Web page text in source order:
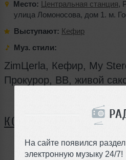
На сайте появился раздел
электронную музыку 24/7!
Место: Центральная станция,
улица Ломоносова, дом 1. м.
Выступают: Кефир
Муз. стили:
ZimЦerla, Кефир, Му
Прокурор, BB, живой
КОММЕНТАРИИ